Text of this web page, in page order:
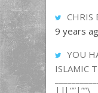
CHRIS
9 years
YOU
ISLAMIC
||l